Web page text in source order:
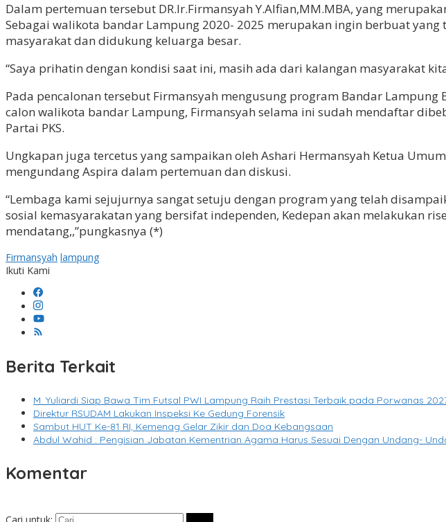
Dalam pertemuan tersebut DR.Ir.Firmansyah Y.Alfian,MM.MBA, yang
Sebagai walikota bandar Lampung 2020- 2025 merupakan ingin berbuat
masyarakat dan didukung keluarga besar.
“Saya prihatin dengan kondisi saat ini, masih ada dari kalangan masyarakat
Pada pencalonan tersebut Firmansyah mengusung program Bandar
calon walikota bandar Lampung, Firmansyah selama ini sudah mendaftar
Partai PKS.
Ungkapan juga tercetus yang sampaikan oleh Ashari Hermansyah Ketua
mengundang Aspira dalam pertemuan dan diskusi.
“Lembaga kami sejujurnya sangat setuju dengan program yang telah
sosial kemasyarakatan yang bersifat independen, Kedepan akan melakukan
mendatang,,”pungkasnya (*)
Firmansyah lampung
Ikuti Kami
Berita Terkait
M. Yuliardi Siap Bawa Tim Futsal PWI Lampung Raih Prestasi Terbaik pada Porwanas
Direktur RSUDAM Lakukan Inspeksi Ke Gedung Forensik
Sambut HUT Ke-81 RI, Kemenag Gelar Zikir dan Doa Kebangsaan
Abdul Wahid : Pengisian Jabatan Kementrian Agama Harus Sesuai Dengan Undang-
Komentar